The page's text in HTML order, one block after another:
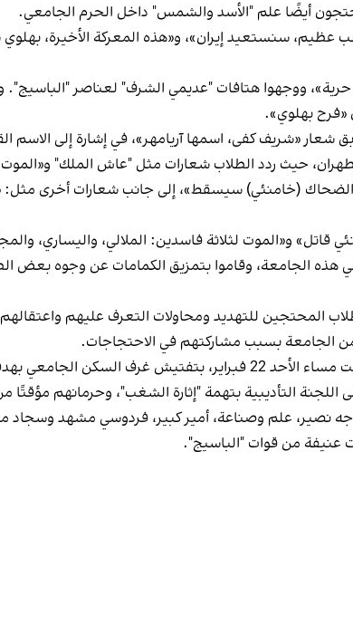
أيضًا علم "الأسد والشمس" داخل الحرم الجامعي.
سنستعيد إيران»، و«هذه المعركة الأخيرة، بهلوي
حرية»، ووجهوا هتافات "عديمي الشرف" لعناصر
«شريف كفى، اسمها آريامهر»، في إشارة إلى الاسم
حيث ردد الطلاب شعارات مثل "عاش الملك" و«الموت
(خامنئي) سيسقط»، إلى جانب شعارات أخرى مثل:
قاتل» و«الموت لثلاثة فاسدين: الملالي، واليساري،
هذه الجامعة، وقاموا بتمزيق الكمامات عن وجوه بعض
المحتجين للتهديد ومحاولات التعرف عليهم
الجامعة بسبب مشاركتهم في الاحتجاجات.
اعتقال الطلاب المحتجين.
التأديبية بتهمة "إثارة الشغب"، وحرمانهم مؤقتًا
نصير، علم وصناعة، أمير كبير، فردوسي مشهد